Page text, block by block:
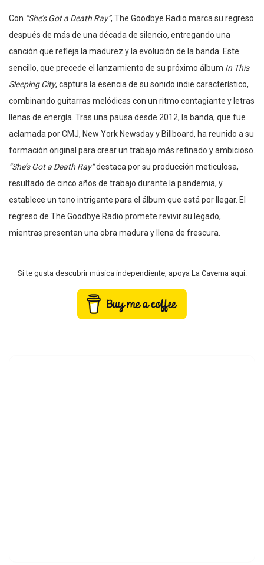
Con “She’s Got a Death Ray”, The Goodbye Radio marca su regreso
después de más de una década de silencio, entregando una
canción que refleja la madurez y la evolución de la banda. Este
sencillo, que precede el lanzamiento de su próximo álbum In This
Sleeping City, captura la esencia de su sonido indie característico,
combinando guitarras melódicas con un ritmo contagiante y letras
llenas de energía. Tras una pausa desde 2012, la banda, que fue
aclamada por CMJ, New York Newsday y Billboard, ha reunido a su
formación original para crear un trabajo más refinado y ambicioso.
“She’s Got a Death Ray”destaca por su producción meticulosa,
resultado de cinco años de trabajo durante la pandemia, y
establece un tono intrigante para el álbum que está por llegar. El
regreso de The Goodbye Radio promete revivir su legado,
mientras presentan una obra madura y llena de frescura.
Si te gusta descubrir música independiente, apoya La Caverna aquí: